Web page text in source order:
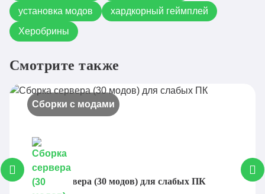
установка модов
хардкорный геймплей
Херобрины
Смотрите также
Сборки с модами
Сборка сервера (30 модов) для слабых ПК